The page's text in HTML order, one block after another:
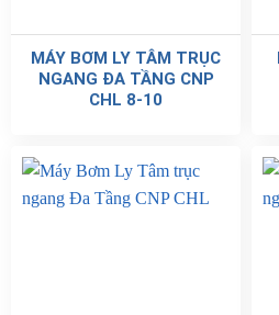
MÁY BƠM LY TÂM TRỤC
NGANG ĐA TẦNG CNP
CHL 8-10